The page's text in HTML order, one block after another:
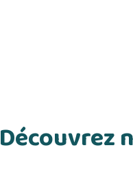
Découvrez